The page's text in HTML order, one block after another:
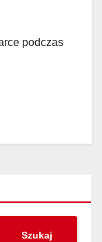
podczas
Szukaj